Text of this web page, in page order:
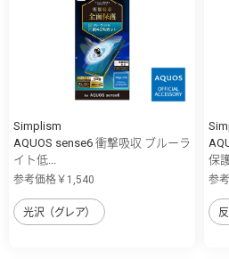
Simplism
AQUOS sense6 衝撃吸収 ブルーラ
イト低...
参考価格￥1,540
光沢（グレア）
保
参